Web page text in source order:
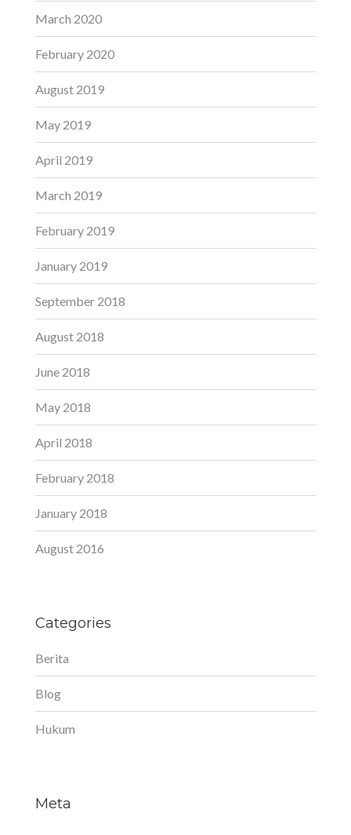
March 2020
February 2020
August 2019
May 2019
April 2019
March 2019
February 2019
January 2019
September 2018
August 2018
June 2018
May 2018
April 2018
February 2018
January 2018
August 2016
Categories
Berita
Blog
Hukum
Meta